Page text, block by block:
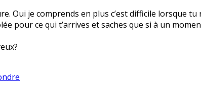
Oui je comprends en plus c’est difficile lorsque tu
pour ce qui t’arrives et saches que si à un